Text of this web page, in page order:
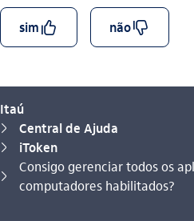
simcurtir_outline nãodescurtir_outline
Itaú
seta_direita Central de Ajuda
seta_direita iToken
seta_direita
Você está aqui:
Consigo gerenciar todos os
computadores habilitados?